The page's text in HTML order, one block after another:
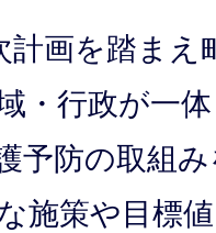
画を踏まえ
・行政が一
予防の取組
施策や目標